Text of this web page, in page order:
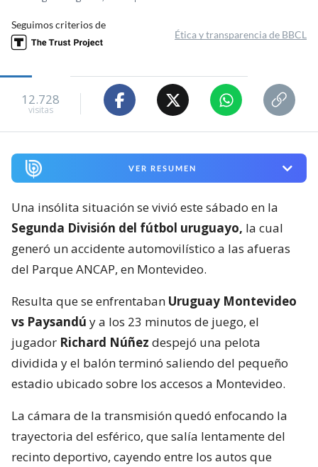
Seguimos criterios de
Ética y transparencia de BBCL
12.728
visitas
VER RESUMEN
Una insólita situación se vivió este sábado en la
Segunda División del fútbol uruguayo, la cual
generó un accidente automovilístico a las afueras
del Parque ANCAP, en Montevideo.
Resulta que se enfrentaban Uruguay Montevideo
vs Paysandú y a los 23 minutos de juego, el
jugador Richard Núñez despejó una pelota
dividida y el balón terminó saliendo del pequeño
estadio ubicado sobre los accesos a Montevideo.
La cámara de la transmisión quedó enfocando la
trayectoria del esférico, que salía lentamente del
recinto deportivo, cayendo entre los autos que